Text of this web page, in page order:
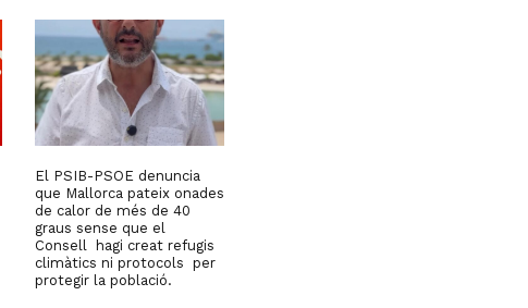
El PSIB-PSOE denuncia
que Mallorca pateix onades
de calor de més de 40
graus sense que el
Consell hagi creat refugis
climàtics ni protocols per
protegir la població.